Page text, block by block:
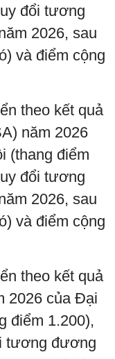
đổi tương
2026, sau
và điểm cộng
theo kết quả
năm 2026
(thang điểm
đổi tương
2026, sau
và điểm cộng
theo kết quả
2026 của Đại
điểm 1.200),
tương đương